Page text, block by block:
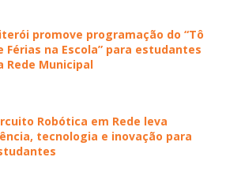
promove programação do “Tô
Férias na Escola” para estudantes
Rede Municipal
Robótica em Rede leva
tecnologia e inovação para